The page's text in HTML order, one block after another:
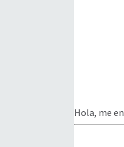
Hola, me